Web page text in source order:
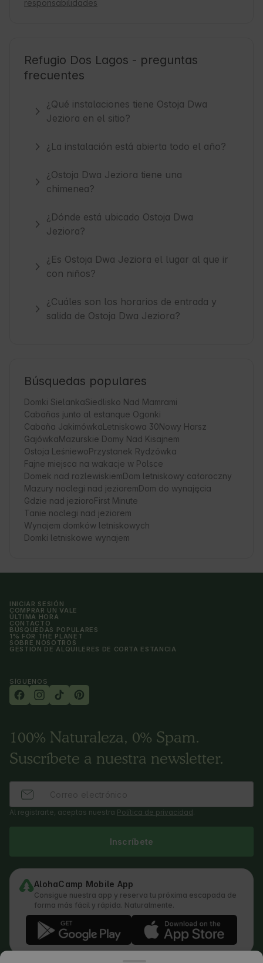
responsabilidades
Refugio Dos Lagos - preguntas
frecuentes
¿Qué instalaciones tiene Ostoja Dwa
Jeziora en el sitio?
¿La instalación está abierta todo el año?
¿Ostoja Dwa Jeziora tiene una
chimenea?
¿Dónde está ubicado Ostoja Dwa
Jeziora?
¿Es Ostoja Dwa Jeziora el lugar al que ir
con niños?
¿Cuáles son los horarios de entrada y
salida de Ostoja Dwa Jeziora?
Búsquedas populares
Domki SielankaSiedlisko Nad Mamrami
Cabañas junto al estanque Ogonki
Cabaña JakimówkaLetniskowa 30Nowy Harsz
GajówkaMazurskie Domy Nad Kisajnem
Ostoja LeśniewoPrzystanek Rydzówka
Fajne miejsca na wakacje w Polsce
Domek nad rozlewiskiemDom letniskowy całoroczny
Mazury noclegi nad jezioremDom do wynajęcia
Gdzie nad jezioroFirst Minute
Tanie noclegi nad jeziorem
Wynajem domków letniskowych
Domki letniskowe wynajem
INICIAR SESIÓN
COMPRAR UN VALE
ÚLTIMA HORA
CONTACTO
BÚSQUEDAS POPULARES
1% FOR THE PLANET
SOBRE NOSOTROS
GESTIÓN DE ALQUILERES DE CORTA ESTANCIA
SÍGUENOS
100% Naturaleza, 0% Spam.
Suscríbete a nuestra newsletter.
Al registrarte, aceptas nuestra Política de privacidad.
Inscríbete
AlohaCamp Mobile App
Consigue nuestra app y reserva tu próxima escapada de
forma más fácil y rápida. Naturalmente.